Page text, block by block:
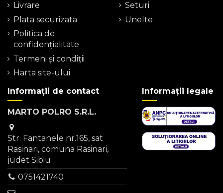
Livrare
Plata securizata
Politica de
confidențialitate
Termeni şi condiţii
Harta site-ului
Seturi
Unelte
Informații de contact
MARTO POLRO S.R.L.
Str. Fantanele nr.165, sat
Rasinari, comuna Rasinari,
judet Sibiu
0751421740
Informații legale